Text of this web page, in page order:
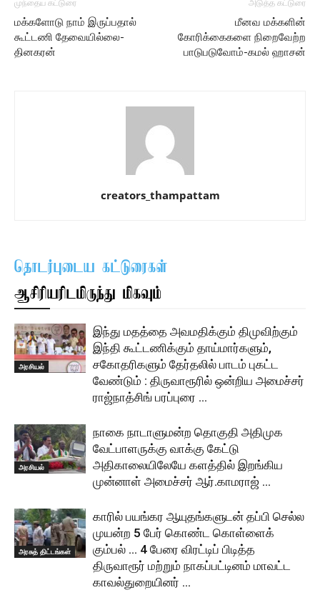
முந்தைய கட்டுரை
மக்களோடு நாம் இருப்பதால்
கூட்டணி தேவையில்லை-
தினகரன்
அடுத்த கட்டுரை
மீனவ மக்களின்
கோரிக்கைகளை நிறைவேற்ற
பாடுபடுவோம்-கமல் ஹாசன்
creators_thampattam
தொடர்புடைய கட்டுரைகள்
ஆசிரியரிடமிருந்து மிகவும்
அரசியல்
இந்து மதத்தை அவமதிக்கும் திமுவிற்கும்
இந்தி கூட்டணிக்கும் தாய்மார்களும்,
சகோதரிகளும் தேர்தலில் பாடம் புகட்ட
வேண்டும் : திருவாரூரில் ஒன்றிய அமைச்சர்
ராஜ்நாத்சிங் பரப்புரை …
அரசியல்
நாகை நாடாளுமன்ற தொகுதி அதிமுக
வேட்பாளருக்கு வாக்கு கேட்டு
அதிகாலையிலேயே களத்தில் இறங்கிய
முன்னாள் அமைச்சர் ஆர்.காமராஜ் …
அரசுத் திட்டங்கள்
காரில் பயங்கர ஆயுதங்களுடன் தப்பி செல்ல
முயன்ற 5 பேர் கொண்ட கொள்ளைக்
கும்பல் … 4 பேரை விரட்டிப் பிடித்த
திருவாரூர் மற்றும் நாகப்பட்டினம் மாவட்ட
காவல்துறையினர் …